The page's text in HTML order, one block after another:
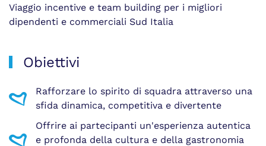
Viaggio incentive e team building per i migliori
dipendenti e commerciali Sud Italia
Obiettivi
Rafforzare lo spirito di squadra attraverso una
sfida dinamica, competitiva e divertente
Offrire ai partecipanti un'esperienza autentica
e profonda della cultura e della gastronomia